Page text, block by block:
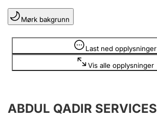
Lag og forening
Registrere, endre, slette
Årsregnskap
Mørk bakgrunn
Last ned opplysninger
Vis alle opplysninger
Opplysninger er skjult
ABDUL QADIR SERVICES